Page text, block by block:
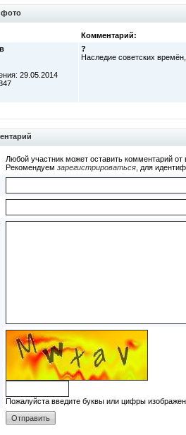
фото
Комментарий:
29.05.2014
?
Наследие советских
Любой участник может оставить комментарий от
Рекомендуем зарегистрироваться , для
Пожалуйста введите буквы или цифры